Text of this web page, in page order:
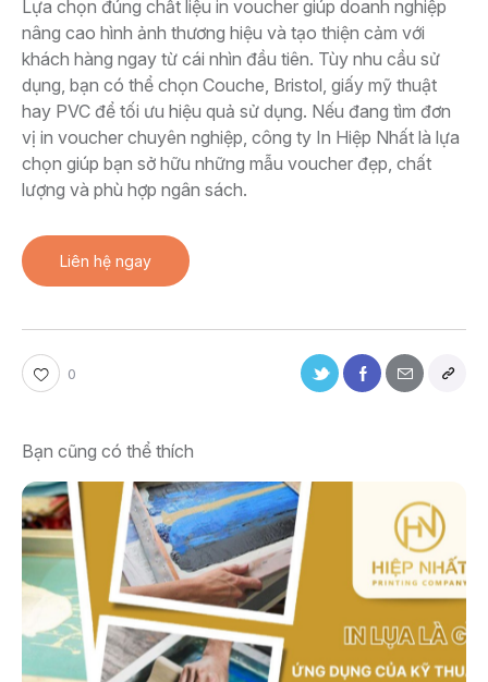
Lựa chọn đúng chất liệu in voucher giúp doanh nghiệp
nâng cao hình ảnh thương hiệu và tạo thiện cảm với
khách hàng ngay từ cái nhìn đầu tiên. Tùy nhu cầu sử
dụng, bạn có thể chọn Couche, Bristol, giấy mỹ thuật
hay PVC để tối ưu hiệu quả sử dụng. Nếu đang tìm đơn
vị in voucher chuyên nghiệp, công ty In Hiệp Nhất là lựa
chọn giúp bạn sở hữu những mẫu voucher đẹp, chất
lượng và phù hợp ngân sách.
Liên hệ ngay
0
Bạn cũng có thể thích